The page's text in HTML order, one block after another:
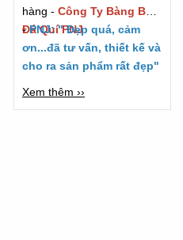
hàng - Công Ty Bàng Bạc
Đá Quí PNJ
-PNJ: " Đẹp quá, cảm
ơn...đã tư vấn, thiết kế và
cho ra sản phẩm rất đẹp"
Xem thêm ››